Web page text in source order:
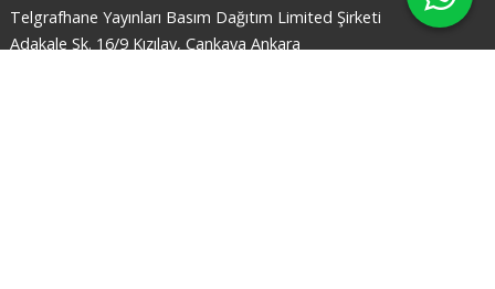
Telgrafhane Yayınları Basım Dağıtım Limited Şirketi
Adakale Sk. 16/9 Kızılay, Çankaya Ankara